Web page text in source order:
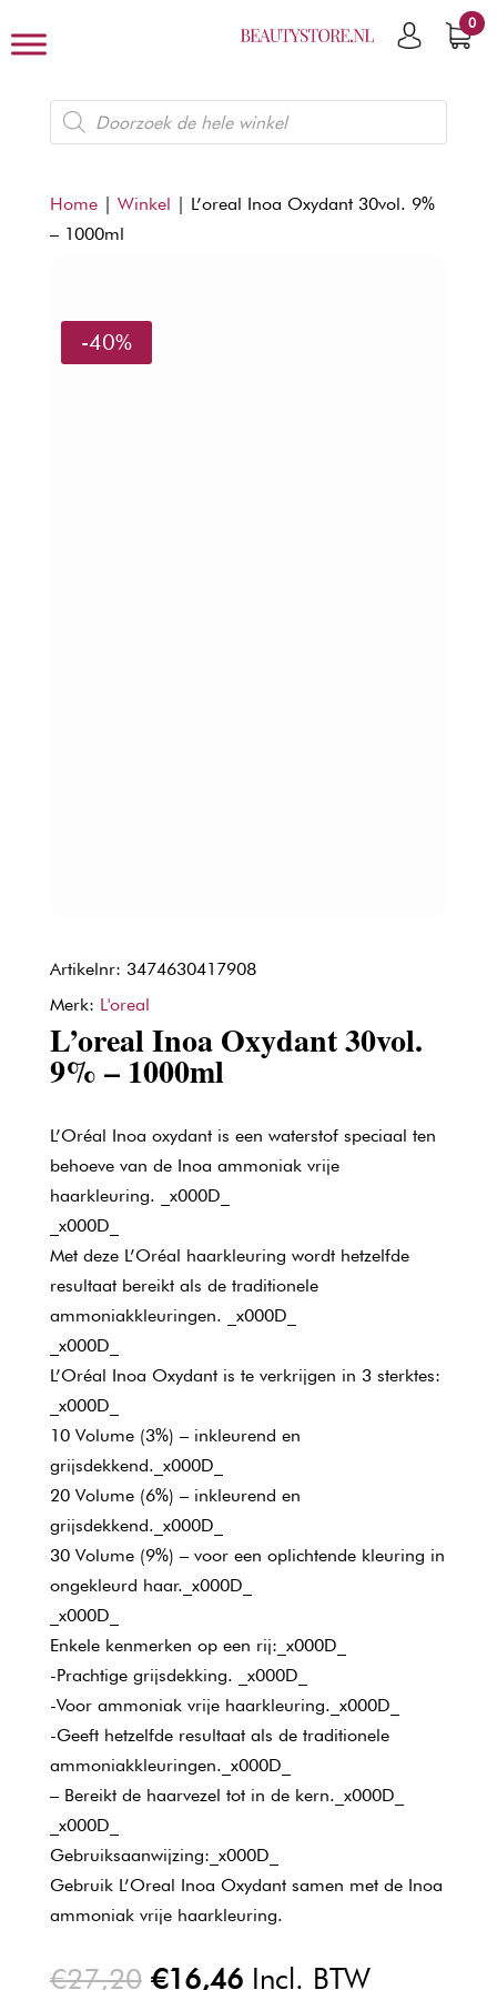
0
Producten
zoeken
Home| Winkel | L’oreal Inoa Oxydant 30vol. 9%
– 1000ml
-40%
Artikelnr: 3474630417908
Merk: L'oreal
L’oreal Inoa Oxydant 30vol.
9% – 1000ml
L’Oréal Inoa oxydant is een waterstof speciaal ten
behoeve van de Inoa ammoniak vrije
haarkleuring. _x000D_
_x000D_
Met deze L’Oréal haarkleuring wordt hetzelfde
resultaat bereikt als de traditionele
ammoniakkleuringen. _x000D_
_x000D_
L’Oréal Inoa Oxydant is te verkrijgen in 3 sterktes:
_x000D_
10 Volume (3%) – inkleurend en
grijsdekkend._x000D_
20 Volume (6%) – inkleurend en
grijsdekkend._x000D_
30 Volume (9%) – voor een oplichtende kleuring in
ongekleurd haar._x000D_
_x000D_
Enkele kenmerken op een rij:_x000D_
-Prachtige grijsdekking. _x000D_
-Voor ammoniak vrije haarkleuring._x000D_
-Geeft hetzelfde resultaat als de traditionele
ammoniakkleuringen._x000D_
– Bereikt de haarvezel tot in de kern._x000D_
_x000D_
Gebruiksaanwijzing:_x000D_
Gebruik L’Oreal Inoa Oxydant samen met de Inoa
ammoniak vrije haarkleuring.
€27,20 Oorspronkelijke
€16,46Huidige
Incl. BTW